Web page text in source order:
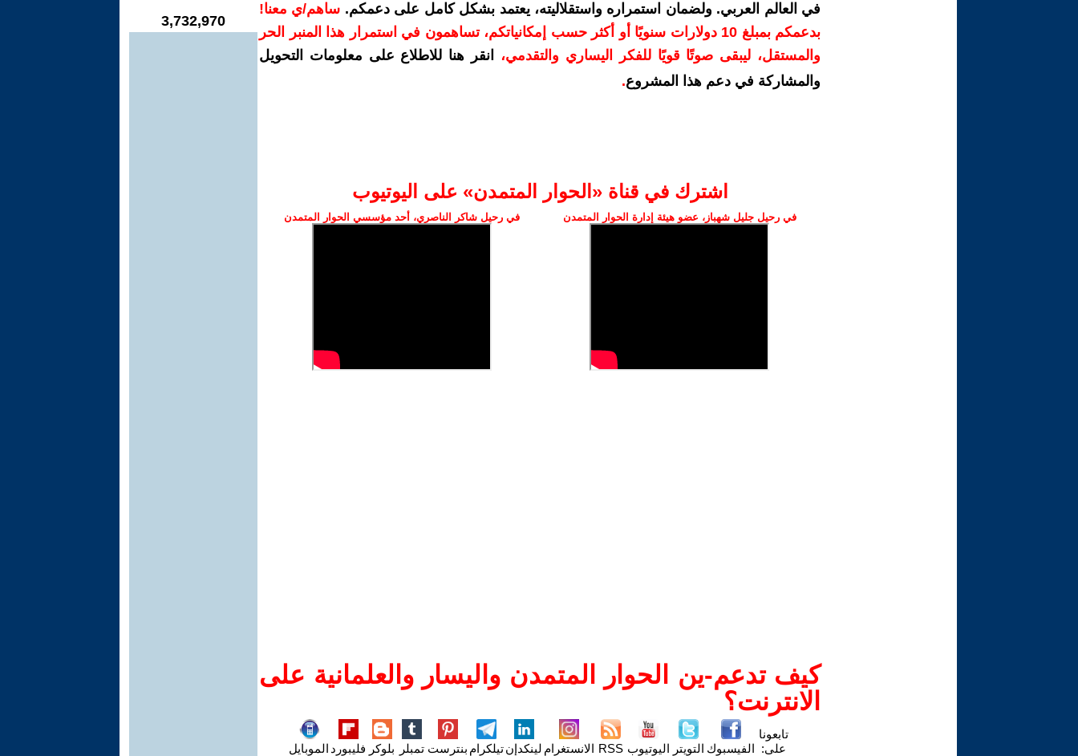
في العالم العربي. ولضمان استمراره واستقلاليته، يعتمد بشكل كامل على دعمكم. ساهم/ي معنا!
بدعمكم بمبلغ 10 دولارات سنويًا أو أكثر حسب إمكانياتكم، تساهمون في استمرار هذا المنبر الحر
والمستقل، ليبقى صوتًا قويًا للفكر اليساري والتقدمي،
انقر هنا للاطلاع على معلومات التحويل
والمشاركة في دعم هذا المشروع.
اشترك في قناة ‫«الحوار المتمدن» على اليوتيوب
في رحيل جليل شهباز، عضو هيئة إدارة الحوار المتمدن في رحيل شاكر الناصري، أحد مؤسسي الحوار المتمدن
كيف تدعم-ين الحوار المتمدن واليسار والعلمانية على
الانترنت؟
تابعونا
على: الفيسبوك التويتر اليوتيوب RSS الانستغرام لينكدإنتيلكرام بنترست تمبلر بلوكر فليبورد الموبايل
3,732,970